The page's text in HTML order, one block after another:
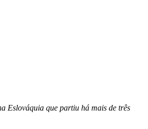
Eslováquia que partiu há mais de três